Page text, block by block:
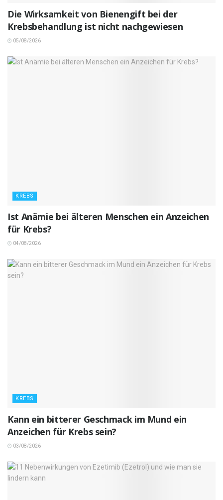
Die Wirksamkeit von Bienengift bei der
Krebsbehandlung ist nicht nachgewiesen
05/08/2026
KREBS
Ist Anämie bei älteren Menschen ein Anzeichen
für Krebs?
04/08/2026
KREBS
Kann ein bitterer Geschmack im Mund ein
Anzeichen für Krebs sein?
03/08/2026